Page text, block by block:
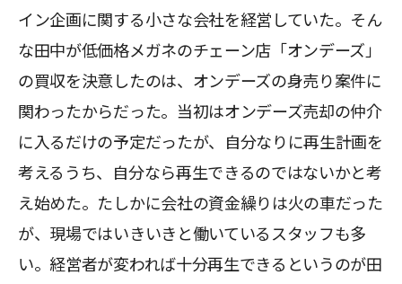
イン企画に関する小さな会社を経営していた。そん
な田中が低価格メガネのチェーン店「オンデーズ」
の買収を決意したのは、オンデーズの身売り案件に
関わったからだった。当初はオンデーズ売却の仲介
に入るだけの予定だったが、自分なりに再生計画を
考えるうち、自分なら再生できるのではないかと考
え始めた。たしかに会社の資金繰りは火の車だった
が、現場ではいきいきと働いているスタッフも多
い。経営者が変われば十分再生できるというのが田